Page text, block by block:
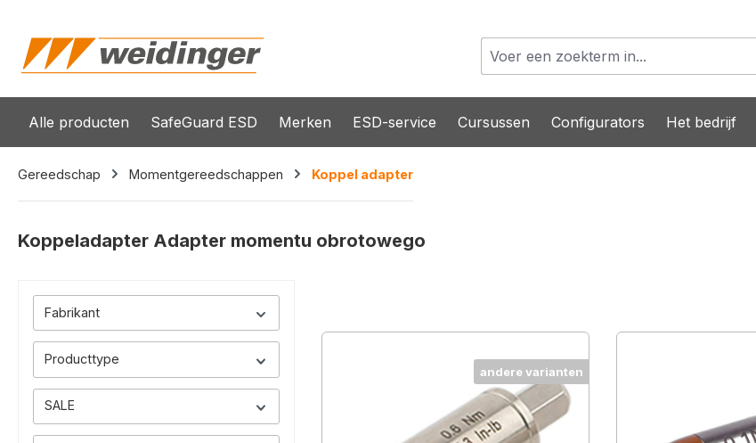
Alle producten SafeGuard ESD Merken ESD-service Cursussen Configurators Het bedrijf
Gereedschap Momentgereedschappen Koppel adapter
Koppeladapter Adapter momentu obrotowego
Fabrikant
Producttype
SALE
andere varianten